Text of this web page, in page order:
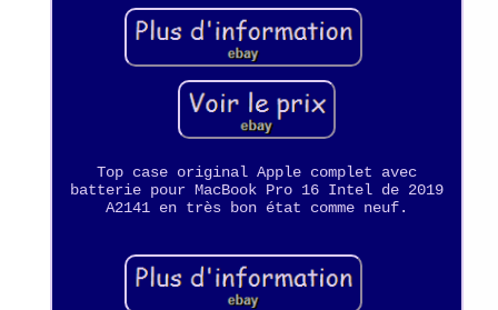
Top case original Apple complet avec
batterie pour MacBook Pro 16 Intel de 2019
A2141 en très bon état comme neuf.